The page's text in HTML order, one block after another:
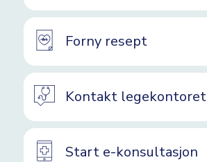
Forny resept
Kontakt legekontoret
Start e-konsultasjon